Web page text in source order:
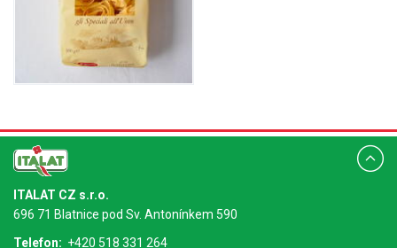
ITALAT CZ s.r.o.
696 71 Blatnice pod Sv. Antonínkem 590
Telefon: +420 518 331 264